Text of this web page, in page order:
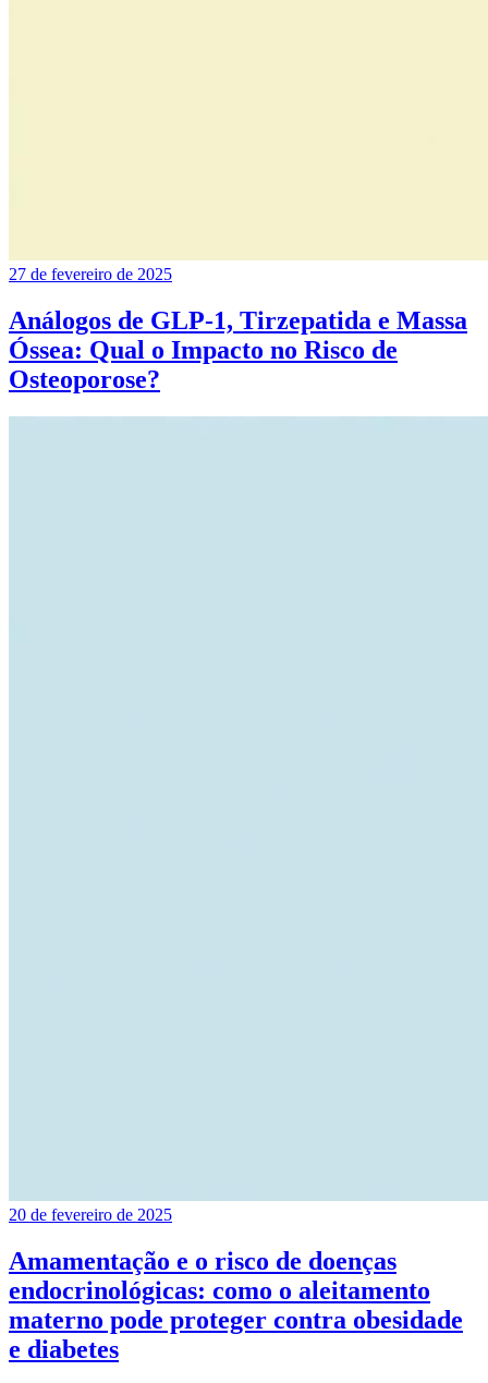
27 de fevereiro de 2025
Análogos de GLP-1, Tirzepatida e Massa
Óssea: Qual o Impacto no Risco de
Osteoporose?
20 de fevereiro de 2025
Amamentação e o risco de doenças
endocrinológicas: como o aleitamento
materno pode proteger contra obesidade
e diabetes